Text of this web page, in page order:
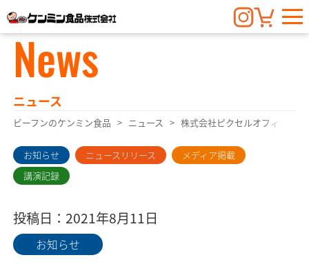
News
ニュース
ビーフンのケンミン食品 ニュース 株式会社ピクセル​オフィシャ
お知らせ ニュースリリース
メディア掲載
講演記録
投稿日：2021年8月11日
お知らせ